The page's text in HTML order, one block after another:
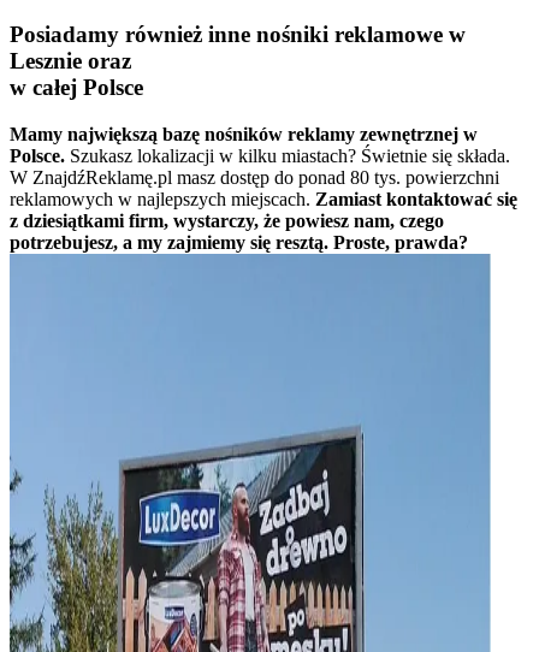
Posiadamy również inne nośniki reklamowe w
Lesznie oraz
w całej Polsce
Mamy największą bazę nośników reklamy zewnętrznej w
Polsce. Szukasz lokalizacji w kilku miastach? Świetnie się składa.
W ZnajdźReklamę.pl masz dostęp do ponad 80 tys. powierzchni
reklamowych w najlepszych miejscach. Zamiast kontaktować się
z dziesiątkami firm, wystarczy, że powiesz nam, czego
potrzebujesz, a my zajmiemy się resztą. Proste, prawda?